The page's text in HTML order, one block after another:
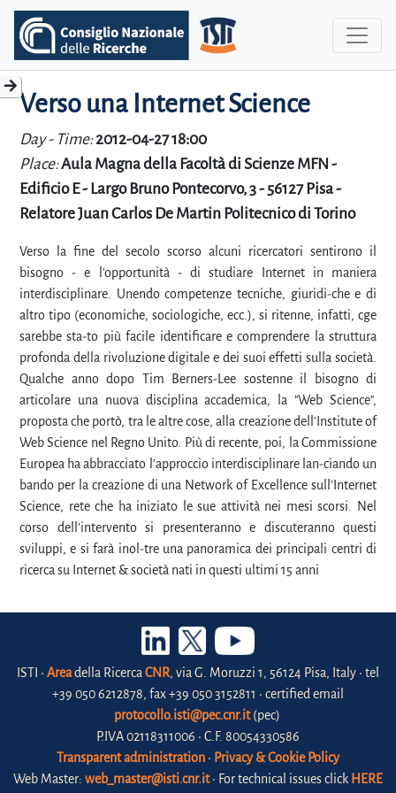
Verso una Internet Science
Day - Time:2012-04-27 18:00
Place:Aula Magna della Facoltà di Scienze MFN -
Edificio E - Largo Bruno Pontecorvo, 3 - 56127 Pisa -
Relatore Juan Carlos De Martin Politecnico di Torino
Verso la fine del secolo scorso alcuni ricercatori sentirono il
bisogno - e l'opportunità - di studiare Internet in maniera
interdisciplinare. Unendo competenze tecniche, giuridi-che e di
altro tipo (economiche, sociologiche, ecc.), si ritenne, infatti, cge
sarebbe sta-to più facile identificare e comprendere la struttura
profonda della rivoluzione digitale e dei suoi effetti sulla società.
Qualche anno dopo Tim Berners-Lee sostenne il bisogno di
articolare una nuova disciplina accademica, la "Web Science",
proposta che portò, tra le altre cose, alla creazione dell'Institute of
Web Science nel Regno Unito. Più di recente, poi, la Commissione
Europea ha abbracciato l'approccio interdisciplinare lan-ciando un
bando per la creazione di una Network of Excellence sull'Internet
Science, rete che ha iniziato le sue attività nei mesi scorsi. Nel
corso dell'intervento si presenteranno e discuteranno questi
sviluppi, e si farà inol-tre una panoramica dei principali centri di
ricerca su Internet & società nati in questi ultimi 15 anni
ISTI • Areadella Ricerca CNR, via G. Moruzzi 1, 56124 Pisa, Italy • tel
+39 050 6212878, fax +39 050 3152811 • certified email
protocollo.isti@pec.cnr.it(pec)
P.IVA 02118311006 • C.F. 80054330586
Transparent administration • Privacy & Cookie Policy
Web Master: web_master@isti.cnr.it• For technical issues click HERE